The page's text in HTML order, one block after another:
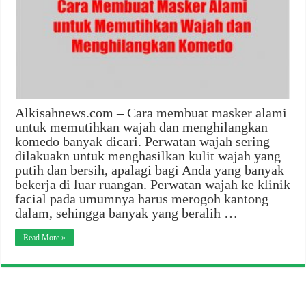
Alkisahnews.com – Cara membuat masker alami
untuk memutihkan wajah dan menghilangkan
komedo banyak dicari. Perwatan wajah sering
dilakuakn untuk menghasilkan kulit wajah yang
putih dan bersih, apalagi bagi Anda yang banyak
bekerja di luar ruangan. Perwatan wajah ke klinik
facial pada umumnya harus merogoh kantong
dalam, sehingga banyak yang beralih …
Read More »